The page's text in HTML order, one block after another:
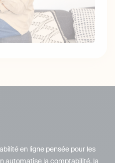
en ligne pensée pour les
automatise la comptabilité, la